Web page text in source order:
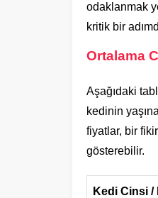
odaklanmak
kritik bir
Ortalama
Aşağıdaki
kedinin
fiyatlar, bir
gösterebilir.
Kedi Cinsi /